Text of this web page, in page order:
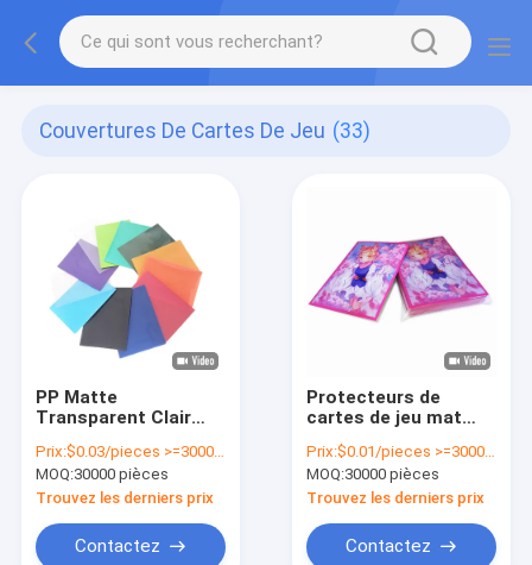
Couvertures De Cartes De Jeu (33)
PP Matte
Transparent Clair
cartes détenteurs de
cartes de trading
personnalisés
Prix:$0.03/pieces >=30000 pieces
MOQ:30000 pièces
Trouvez les derniers prix
Contactez
Protecteurs de
cartes de jeu mat
Carte de visite
Manche protectrice
Prix:$0.01/pieces >=30000 pieces
MOQ:30000 pièces
Trouvez les derniers prix
Contactez